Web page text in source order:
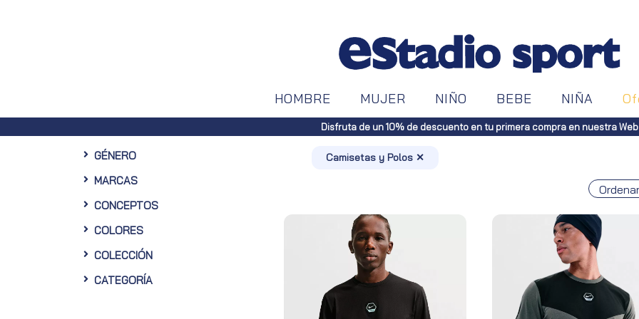
HOMBRE MUJER NIÑO BEBE NIÑA
Envíos gratuitos a toda España (Canarias, pedidos superiores a 50€.
GÉNERO
MARCAS
CONCEPTOS
COLORES
COLECCIÓN
CATEGORÍA
Camisetas y Polos ✕